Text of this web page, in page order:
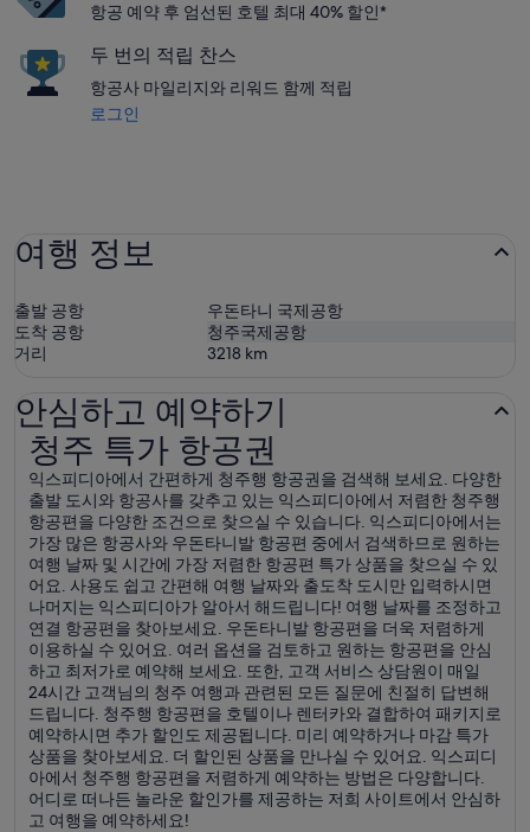
항공 예약 후 엄선된 호텔 최대 40% 할인*
두 번의 적립 찬스
항공사 마일리지와 리워드 함께 적립
로그인
여행 정보
출발 공항
우돈타니 국제공항
도착 공항
청주국제공항
거리
3218 km
안심하고 예약하기
청주 특가 항공권
익스피디아에서 간편하게 청주행 항공권을 검색해 보세요. 다양한
출발 도시와 항공사를 갖추고 있는 익스피디아에서 저렴한 청주행
항공편을 다양한 조건으로 찾으실 수 있습니다. 익스피디아에서는
가장 많은 항공사와 우돈타니발 항공편 중에서 검색하므로 원하는
여행 날짜 및 시간에 가장 저렴한 항공편 특가 상품을 찾으실 수 있
어요. 사용도 쉽고 간편해 여행 날짜와 출도착 도시만 입력하시면
나머지는 익스피디아가 알아서 해드립니다! 여행 날짜를 조정하고
연결 항공편을 찾아보세요. 우돈타니발 항공편을 더욱 저렴하게
이용하실 수 있어요. 여러 옵션을 검토하고 원하는 항공편을 안심
하고 최저가로 예약해 보세요. 또한, 고객 서비스 상담원이 매일
24시간 고객님의 청주 여행과 관련된 모든 질문에 친절히 답변해
드립니다. 청주행 항공편을 호텔이나 렌터카와 결합하여 패키지로
예약하시면 추가 할인도 제공됩니다. 미리 예약하거나 마감 특가
상품을 찾아보세요. 더 할인된 상품을 만나실 수 있어요. 익스피디
아에서 청주행 항공편을 저렴하게 예약하는 방법은 다양합니다.
어디로 떠나든 놀라운 할인가를 제공하는 저희 사이트에서 안심하
고 여행을 예약하세요!
청주 특가 항공권